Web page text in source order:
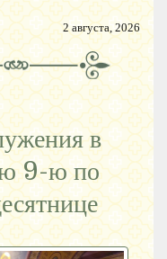
2 августа, 2026
в
9-ю по